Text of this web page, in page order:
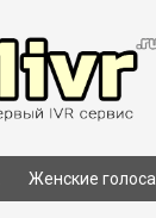
Женские голоса